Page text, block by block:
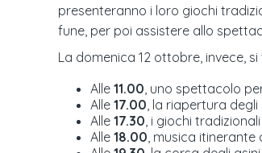
presenteranno i loro giochi
fune, per poi assistere allo
La domenica 12 ottobre, invece,
Alle 11.00, uno spettacolo
Alle 17.00, la riapertura
Alle 17.30, i giochi tradizionali
Alle 18.00, musica itinerante